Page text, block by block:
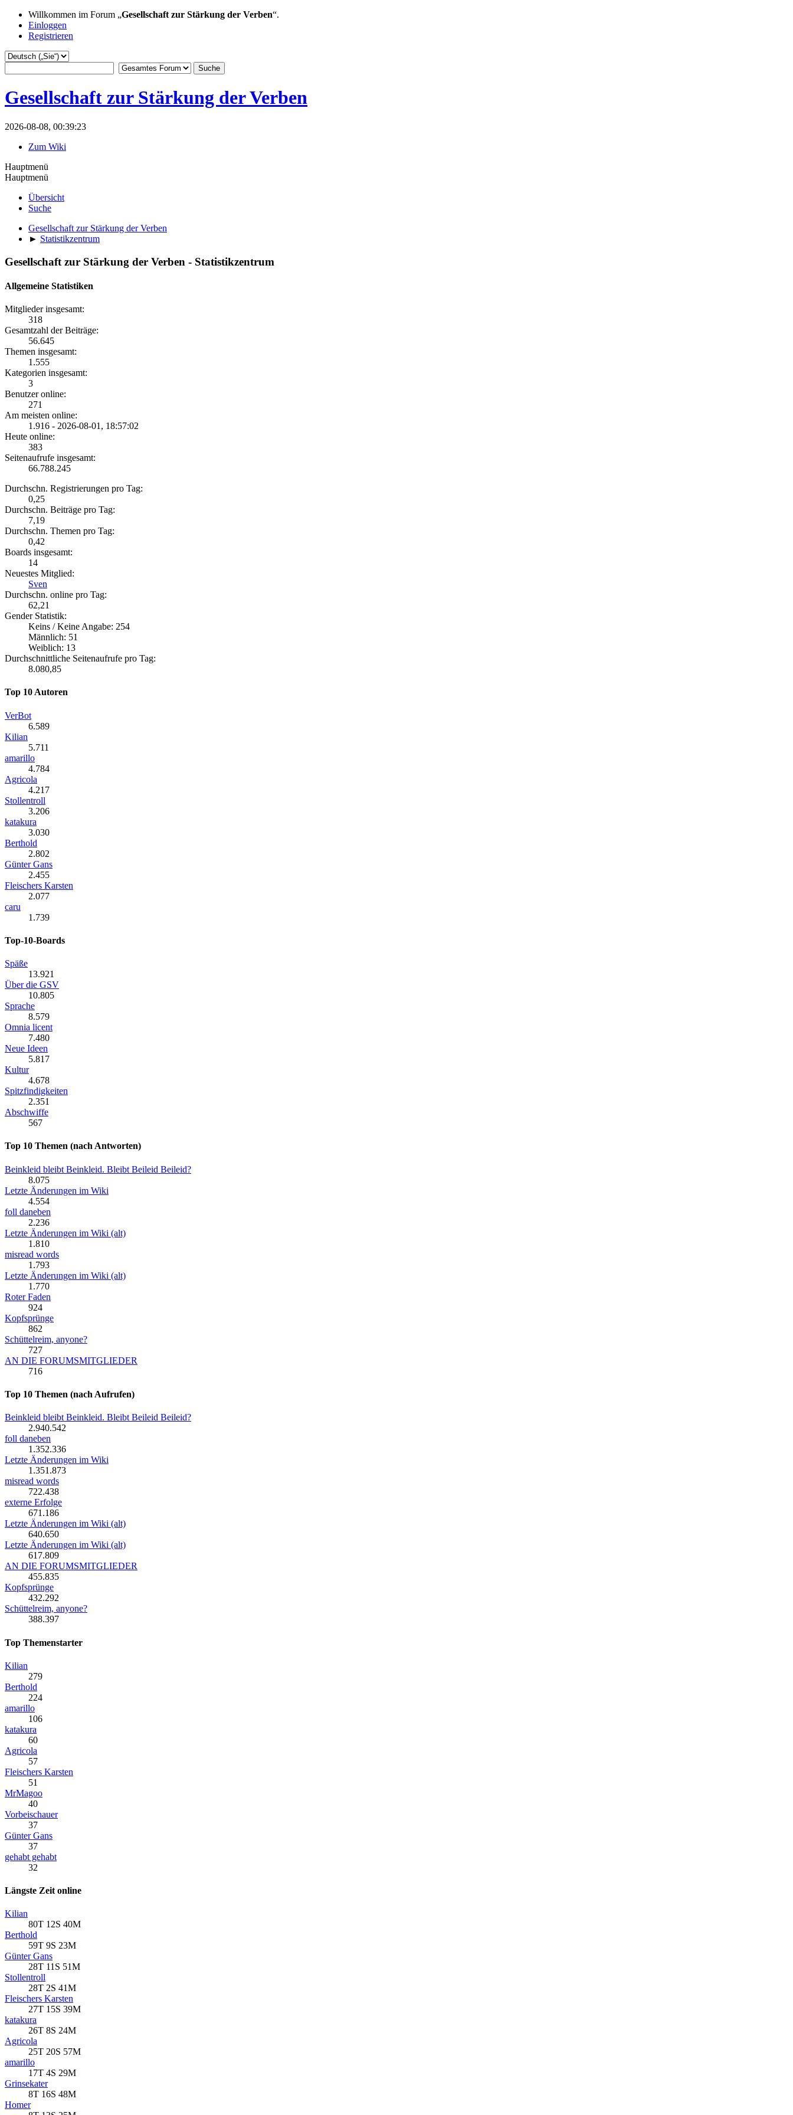
Willkommen im Forum „Gesellschaft zur Stärkung der Verben“.
Einloggen
Registrieren
Gesellschaft zur Stärkung der Verben
2026-08-08, 00:39:23
Zum Wiki
Hauptmenü
Hauptmenü
Übersicht
Suche
Gesellschaft zur Stärkung der Verben
► Statistikzentrum
Gesellschaft zur Stärkung der Verben - Statistikzentrum
Allgemeine Statistiken
Mitglieder insgesamt:
318
Gesamtzahl der Beiträge:
56.645
Themen insgesamt:
1.555
Kategorien insgesamt:
3
Benutzer online:
271
Am meisten online:
1.916 - 2026-08-01, 18:57:02
Heute online:
383
Seitenaufrufe insgesamt:
66.788.245
Durchschn. Registrierungen pro Tag:
0,25
Durchschn. Beiträge pro Tag:
7,19
Durchschn. Themen pro Tag:
0,42
Boards insgesamt:
14
Neuestes Mitglied:
Sven
Durchschn. online pro Tag:
62,21
Gender Statistik:
Keins / Keine Angabe: 254
Männlich: 51
Weiblich: 13
Durchschnittliche Seitenaufrufe pro Tag:
8.080,85
Top 10 Autoren
VerBot
6.589
Kilian
5.711
amarillo
4.784
Agricola
4.217
Stollentroll
3.206
katakura
3.030
Berthold
2.802
Günter Gans
2.455
Fleischers Karsten
2.077
caru
1.739
Top-10-Boards
Späße
13.921
Über die GSV
10.805
Sprache
8.579
Omnia licent
7.480
Neue Ideen
5.817
Kultur
4.678
Spitzfindigkeiten
2.351
Abschwiffe
567
Top 10 Themen (nach Antworten)
Beinkleid bleibt Beinkleid. Bleibt Beileid Beileid?
8.075
Letzte Änderungen im Wiki
4.554
foll daneben
2.236
Letzte Änderungen im Wiki (alt)
1.810
misread words
1.793
Letzte Änderungen im Wiki (alt)
1.770
Roter Faden
924
Kopfsprünge
862
Schüttelreim, anyone?
727
AN DIE FORUMSMITGLIEDER
716
Top 10 Themen (nach Aufrufen)
Beinkleid bleibt Beinkleid. Bleibt Beileid Beileid?
2.940.542
foll daneben
1.352.336
Letzte Änderungen im Wiki
1.351.873
misread words
722.438
externe Erfolge
671.186
Letzte Änderungen im Wiki (alt)
640.650
Letzte Änderungen im Wiki (alt)
617.809
AN DIE FORUMSMITGLIEDER
455.835
Kopfsprünge
432.292
Schüttelreim, anyone?
388.397
Top Themenstarter
Kilian
279
Berthold
224
amarillo
106
katakura
60
Agricola
57
Fleischers Karsten
51
MrMagoo
40
Vorbeischauer
37
Günter Gans
37
gehabt gehabt
32
Längste Zeit online
Kilian
80T 12S 40M
Berthold
59T 9S 23M
Günter Gans
28T 11S 51M
Stollentroll
28T 2S 41M
Fleischers Karsten
27T 15S 39M
katakura
26T 8S 24M
Agricola
25T 20S 57M
amarillo
17T 4S 29M
Grinsekater
8T 16S 48M
Homer